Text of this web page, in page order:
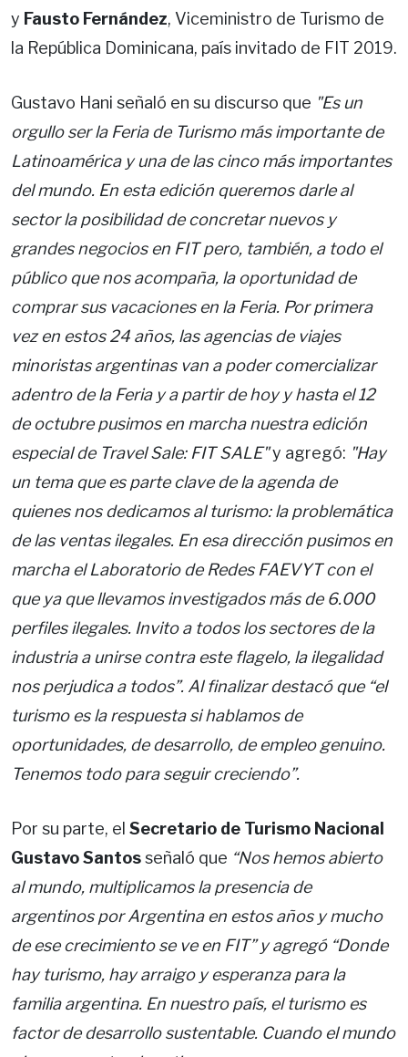
y Fausto Fernández, Viceministro de Turismo de
la República Dominicana, país invitado de FIT 2019.
Gustavo Hani señaló en su discurso que "Es un
orgullo ser la Feria de Turismo más importante de
Latinoamérica y una de las cinco más importantes
del mundo. En esta edición queremos darle al
sector la posibilidad de concretar nuevos y
grandes negocios en FIT pero, también, a todo el
público que nos acompaña, la oportunidad de
comprar sus vacaciones en la Feria. Por primera
vez en estos 24 años, las agencias de viajes
minoristas argentinas van a poder comercializar
adentro de la Feria y a partir de hoy y hasta el 12
de octubre pusimos en marcha nuestra edición
especial de Travel Sale: FIT SALE"y agregó: "Hay
un tema que es parte clave de la agenda de
quienes nos dedicamos al turismo: la problemática
de las ventas ilegales. En esa dirección pusimos en
marcha el Laboratorio de Redes FAEVYT con el
que ya que llevamos investigados más de 6.000
perfiles ilegales. Invito a todos los sectores de la
industria a unirse contra este flagelo, la ilegalidad
nos perjudica a todos”. Al finalizar destacó que “el
turismo es la respuesta si hablamos de
oportunidades, de desarrollo, de empleo genuino.
Tenemos todo para seguir creciendo”.
Por su parte, el Secretario de Turismo Nacional
Gustavo Santosseñaló que “Nos hemos abierto
al mundo, multiplicamos la presencia de
argentinos por Argentina en estos años y mucho
de ese crecimiento se ve en FIT” y agregó “Donde
hay turismo, hay arraigo y esperanza para la
familia argentina. En nuestro país, el turismo es
factor de desarrollo sustentable. Cuando el mundo